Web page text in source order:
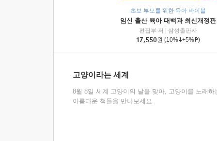
초보 부모를 위한 육아 바이블
임신 출산 육아 대백과 최신개정판
편집부 저
삼성출판사
17,550원 (10% +5% )
고양이라는 세계
8월 8일 세계 고양이의 날을 맞아, 고양이를 노래하
아름다운 책들을 만나보세요.